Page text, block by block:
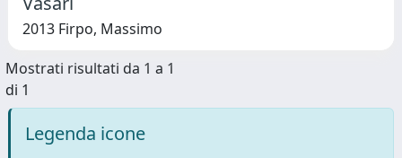
2013 Firpo, Massimo
Mostrati risultati da 1 a 1
di 1
Legenda icone